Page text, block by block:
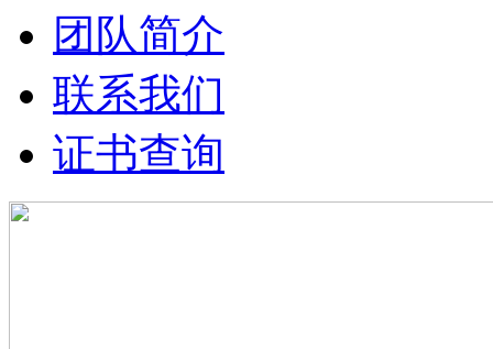
团队简介
联系我们
证书查询